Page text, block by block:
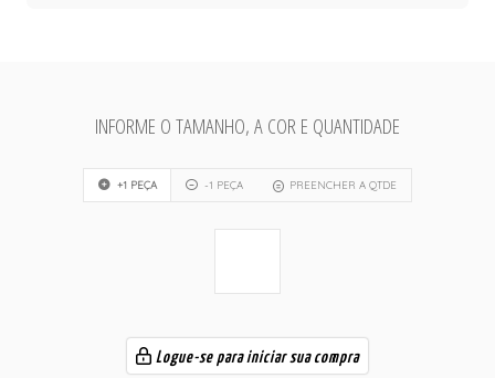
INFORME O TAMANHO, A COR E QUANTIDADE
+1 PEÇA -1 PEÇA PREENCHER A QTDE
Logue-se para iniciar sua compra